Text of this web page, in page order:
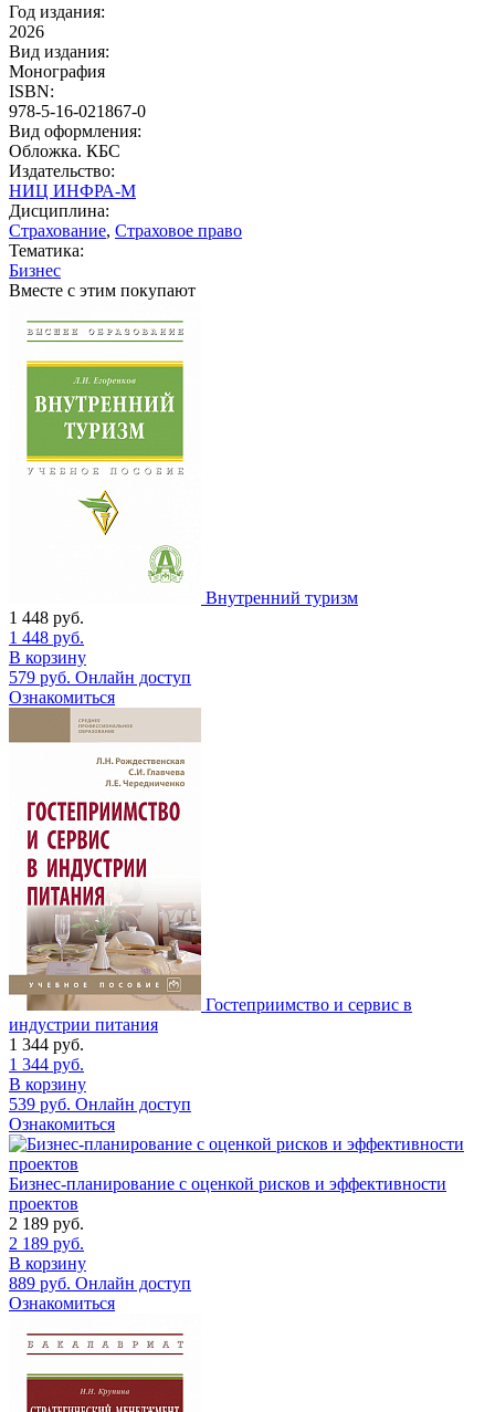
Год издания:
2026
Вид издания:
Монография
ISBN:
978-5-16-021867-0
Вид оформления:
Обложка. КБС
Издательство:
НИЦ ИНФРА-М
Дисциплина:
Страхование, Страховое право
Тематика:
Бизнес
Вместе с этим покупают
Внутренний туризм
1 448 руб.
1 448 руб.
В корзину
579 руб. Онлайн доступ
Ознакомиться
Гостеприимство и сервис в
индустрии питания
1 344 руб.
1 344 руб.
В корзину
539 руб. Онлайн доступ
Ознакомиться
Бизнес-планирование с оценкой рисков и эффективности
проектов
2 189 руб.
2 189 руб.
В корзину
889 руб. Онлайн доступ
Ознакомиться